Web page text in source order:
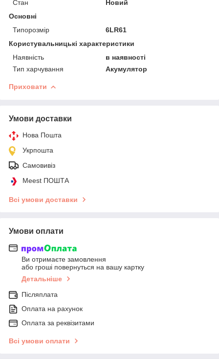
Стан
Новий
Основні
Типорозмір
6LR61
Користувальницькі характеристики
Наявність
в наявності
Тип харчування
Акумулятор
Приховати
Умови доставки
Нова Пошта
Укрпошта
Самовивіз
Meest ПОШТА
Всі умови доставки
Умови оплати
Ви отримаєте замовлення
або гроші повернуться на вашу картку
Детальніше
Післяплата
Оплата на рахунок
Оплата за реквізитами
Всі умови оплати